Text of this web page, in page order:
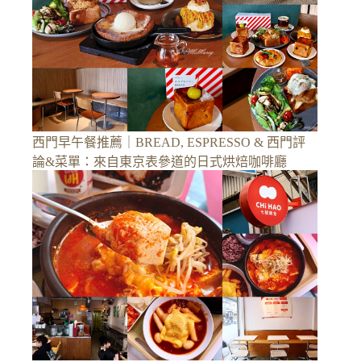
西門早午餐推薦｜BREAD, ESPRESSO & 西門評
論&菜單：來自東京表參道的日式烘焙咖啡廳